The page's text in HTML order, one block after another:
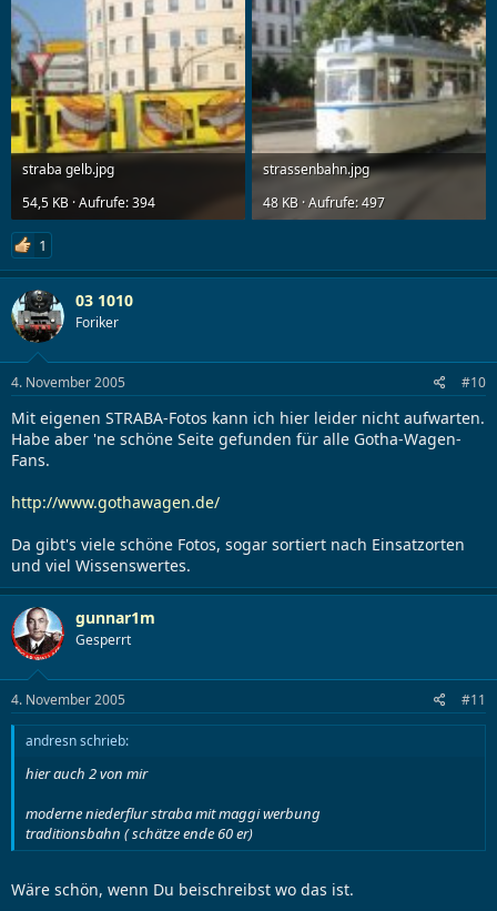
straba gelb.jpg
54,5 KB · Aufrufe: 394
strassenbahn.jpg
48 KB · Aufrufe: 497
1
03 1010
Foriker
4. November 2005 #10
Mit eigenen STRABA-Fotos kann ich hier leider nicht aufwarten.
Habe aber 'ne schöne Seite gefunden für alle Gotha-Wagen-
Fans.
http://www.gothawagen.de/
Da gibt's viele schöne Fotos, sogar sortiert nach Einsatzorten
und viel Wissenswertes.
gunnar1m
Gesperrt
4. November 2005 #11
andresn schrieb:
hier auch 2 von mir
moderne niederflur straba mit maggi werbung
traditionsbahn ( schätze ende 60 er)
Wäre schön, wenn Du beischreibst wo das ist.